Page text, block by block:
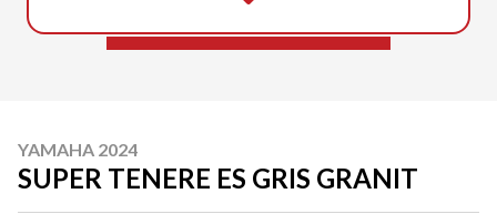
YAMAHA 2024
SUPER TENERE ES GRIS GRANIT